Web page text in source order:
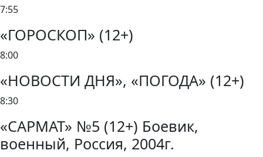
7:55
«ГОРОСКОП» (12+)
8:00
«НОВОСТИ ДНЯ», «ПОГОДА» (12+)
8:30
«САРМАТ» №5 (12+) Боевик,
военный, Россия, 2004г.